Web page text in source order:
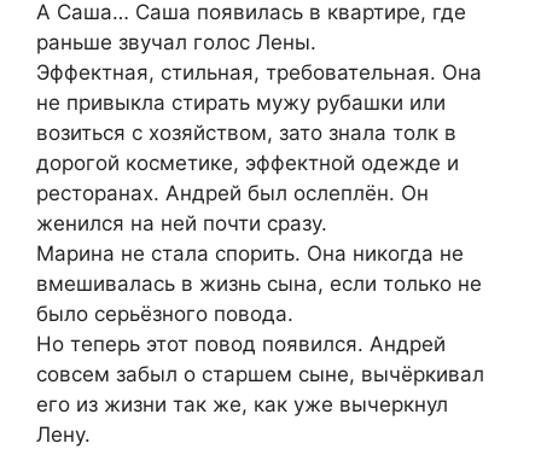
А Саша… Саша появилась в квартире, где
раньше звучал голос Лены.
Эффектная, стильная, требовательная. Она
не привыкла стирать мужу рубашки или
возиться с хозяйством, зато знала толк в
дорогой косметике, эффектной одежде и
ресторанах. Андрей был ослеплён. Он
женился на ней почти сразу.
Марина не стала спорить. Она никогда не
вмешивалась в жизнь сына, если только не
было серьёзного повода.
Но теперь этот повод появился. Андрей
совсем забыл о старшем сыне, вычёркивал
его из жизни так же, как уже вычеркнул
Лену.